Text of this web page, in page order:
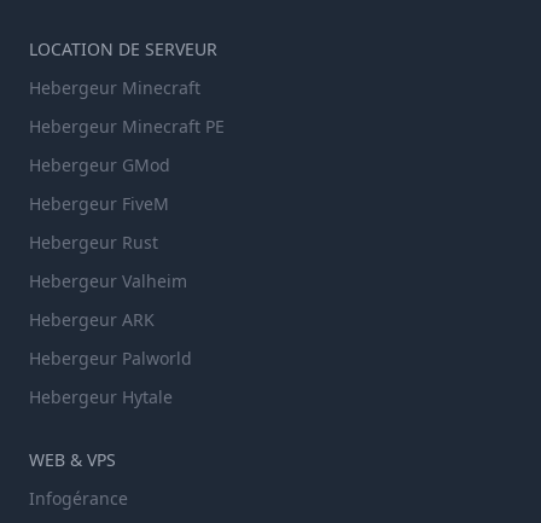
LOCATION DE SERVEUR
Hebergeur Minecraft
Hebergeur Minecraft PE
Hebergeur GMod
Hebergeur FiveM
Hebergeur Rust
Hebergeur Valheim
Hebergeur ARK
Hebergeur Palworld
Hebergeur Hytale
WEB & VPS
Infogérance